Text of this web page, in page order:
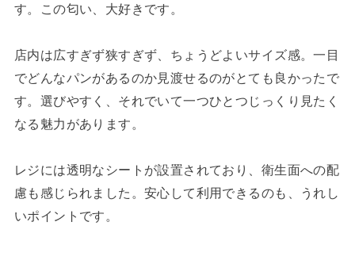
す。この匂い、大好きです。
店内は広すぎず狭すぎず、ちょうどよいサイズ感。一目
でどんなパンがあるのか見渡せるのがとても良かったで
す。選びやすく、それでいて一つひとつじっくり見たく
なる魅力があります。
レジには透明なシートが設置されており、衛生面への配
慮も感じられました。安心して利用できるのも、うれし
いポイントです。